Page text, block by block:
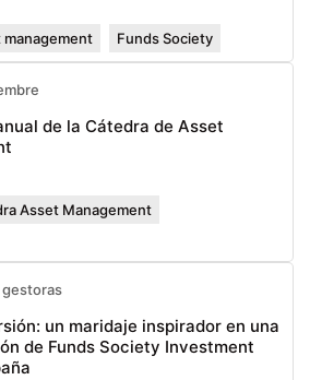
management Funds Society
de la Cátedra de Asset
Asset Management
gestoras
un maridaje inspirador en una
de Funds Society Investment